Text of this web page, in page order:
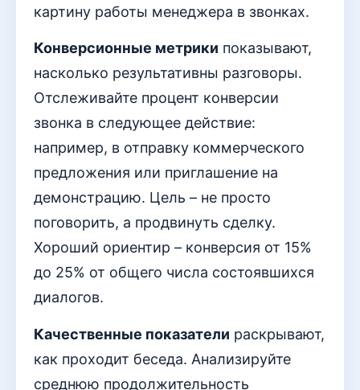
картину работы менеджера в звонках.
Конверсионные метрики показывают,
насколько результативны разговоры.
Отслеживайте процент конверсии
звонка в следующее действие:
например, в отправку коммерческого
предложения или приглашение на
демонстрацию. Цель – не просто
поговорить, а продвинуть сделку.
Хороший ориентир – конверсия от 15%
до 25% от общего числа состоявшихся
диалогов.
Качественные показатели раскрывают,
как проходит беседа. Анализируйте
среднюю продолжительность